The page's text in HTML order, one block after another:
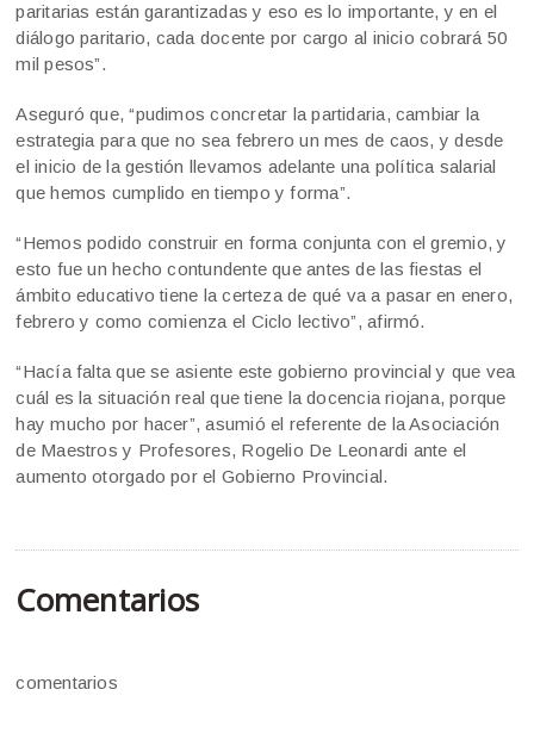
paritarias están garantizadas y eso es lo importante, y en el
diálogo paritario, cada docente por cargo al inicio cobrará 50
mil pesos”.
Aseguró que, “pudimos concretar la partidaria, cambiar la
estrategia para que no sea febrero un mes de caos, y desde
el inicio de la gestión llevamos adelante una política salarial
que hemos cumplido en tiempo y forma”.
“Hemos podido construir en forma conjunta con el gremio, y
esto fue un hecho contundente que antes de las fiestas el
ámbito educativo tiene la certeza de qué va a pasar en enero,
febrero y como comienza el Ciclo lectivo”, afirmó.
“Hacía falta que se asiente este gobierno provincial y que vea
cuál es la situación real que tiene la docencia riojana, porque
hay mucho por hacer”, asumió el referente de la Asociación
de Maestros y Profesores, Rogelio De Leonardi ante el
aumento otorgado por el Gobierno Provincial.
Comentarios
comentarios